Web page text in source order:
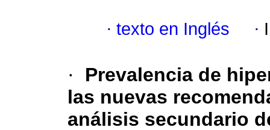
· texto en Inglés ·
·
Prevalencia de
las nuevas
análisis secundario